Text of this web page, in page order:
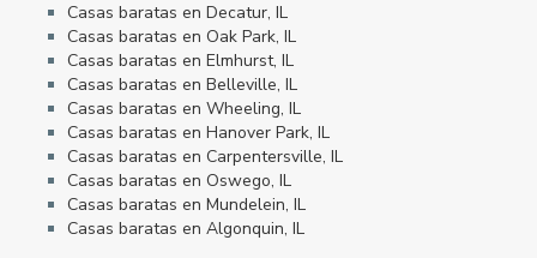
Casas baratas en Decatur, IL
Casas baratas en Oak Park, IL
Casas baratas en Elmhurst, IL
Casas baratas en Belleville, IL
Casas baratas en Wheeling, IL
Casas baratas en Hanover Park, IL
Casas baratas en Carpentersville, IL
Casas baratas en Oswego, IL
Casas baratas en Mundelein, IL
Casas baratas en Algonquin, IL